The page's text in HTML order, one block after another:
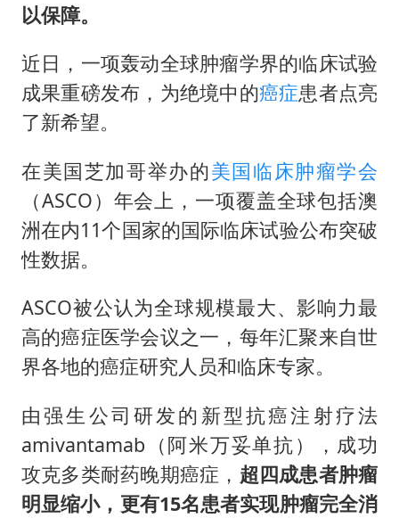
以保障。
近日，一项轰动全球肿瘤学界的临床试验
成果重磅发布，为绝境中的癌症患者点亮
了新希望。
在美国芝加哥举办的美国临床肿瘤学会
（ASCO）年会上，一项覆盖全球包括澳
洲在内11个国家的国际临床试验公布突破
性数据。
ASCO被公认为全球规模最大、影响力最
高的癌症医学会议之一，每年汇聚来自世
界各地的癌症研究人员和临床专家。
由强生公司研发的新型抗癌注射疗法
amivantamab（阿米万妥单抗），成功
攻克多类耐药晚期癌症， 超四成患者肿瘤
明显缩小，更有15名患者实现肿瘤完全消